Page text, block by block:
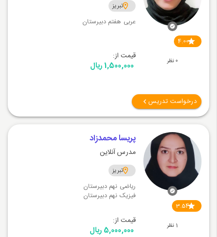
4.00
0 نظر
تبریز
عربی هفتم دبیرستان
قیمت از:
1,500,000 ریال
درخواست تدریس
3.54
1 نظر
پریسا محمدزاد
مدرس آنلاین
تبریز
ریاضی نهم دبیرستان
فیزیک نهم دبیرستان
قیمت از:
5,000,000 ریال